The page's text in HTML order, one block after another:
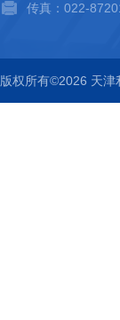
传真：022-
版权所有©2026 天